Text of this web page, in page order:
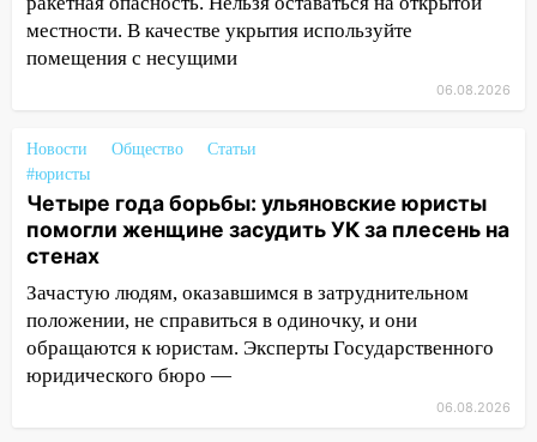
12:28 Миллион на «льготниках»: в
Ульяновской области перевозчик
12:10
Ульяновский алиментщик накопил
120 тысяч долга
11:49 Снят режим «Ракетная
опасность» на территории Ульяновской
области
11:30 Кабмин РФ разрешил до 1 июля
2027 года импорт, выпуск и обращение
бензина Евро 2, Евро 3, Евро 4
местности. В качестве укрытия используйте
помещения с несущими
06.08.2026
Новости Общество
Статьи
#юристы
Четыре года борьбы: ульяновские юристы
помогли женщине засудить УК за плесень на
стенах
Зачастую людям, оказавшимся в затруднительном
положении, не справиться в одиночку, и они
обращаются к юристам. Эксперты Государственного
юридического бюро —
06.08.2026